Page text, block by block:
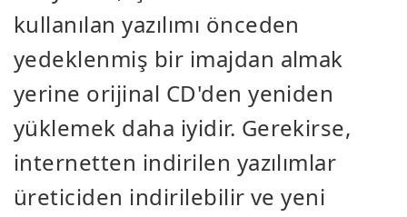
kullanılan yazılımı önceden
yedeklenmiş bir imajdan almak
yerine orijinal CD'den yeniden
yüklemek daha iyidir. Gerekirse,
internetten indirilen yazılımlar
üreticiden indirilebilir ve yeni